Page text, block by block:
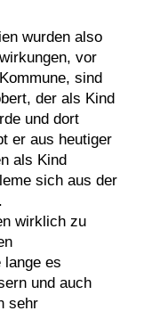
wurden also
vor
sind
der als Kind
und dort
er aus heutiger
als Kind
sich aus der
wirklich zu
lange es
und auch
sehr